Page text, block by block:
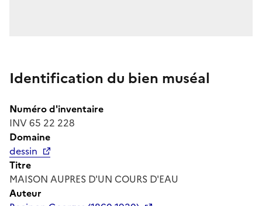
Identification du bien muséal
Numéro d'inventaire
INV 65 22 228
Domaine
dessin
Titre
MAISON AUPRES D'UN COURS D'EAU
Auteur